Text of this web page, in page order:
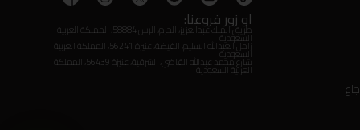
او زور فروعنا: طريق الملك عبدالعزيز، الحزم، الرس 58884، المملكة العربية السعودية زامل العبدالله السليم، الفيضة، عنيزة 56241، المملكة العربية السعودية شارع محمد عبدالله القاضي، الشرقية، عنيزة 56439، المملكة العربية السعودية